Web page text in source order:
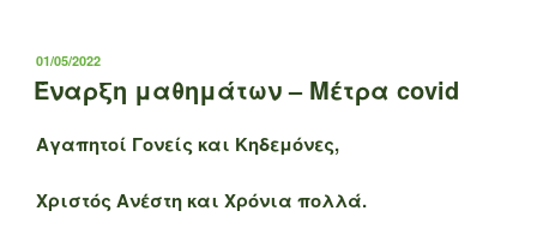
ΔΗΜΟΣΙΕΎΤΗΚΕ
ΣΤΙΣ
01/05/2022
Έναρξη μαθημάτων – Mέτρα covid
Αγαπητοί Γονείς και Κηδεμόνες,
Χριστός Ανέστη και Χρόνια πολλά.